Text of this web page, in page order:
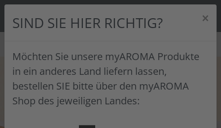
Skip to main content
SIND SIE HIER RICHTIG? ×
Möchten Sie unsere myAROMA Produkte
in ein anderes Land liefern lassen,
bestellen SIE bitte über den myAROMA
Shop des jeweiligen Landes: